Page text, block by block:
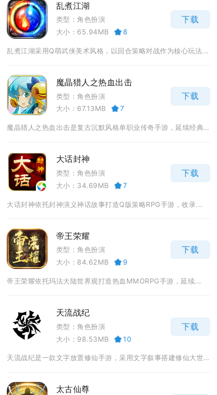
乱煮江湖
类型：角色扮演
大小：65.94MB
8
下载
乱煮江湖采用Q萌武侠美术风格，以回合策略对战作为核心玩法...
魔晶猎人之热血出击
类型：角色扮演
大小：67.13MB
7
下载
魔晶猎人之热血出击是复古沉默风格单职业传奇手游，延续经典...
大话封神
类型：角色扮演
大小：34.69MB
7
下载
大话封神依托封神演义神话故事打造Q版策略RPG手游，收录...
帝王荣耀
类型：角色扮演
大小：84.62MB
9
下载
帝王荣耀依托玛法大陆世界观打造热血MMORPG手游，延续...
天流战纪
类型：角色扮演
大小：98.53MB
10
下载
天流战纪是一款文字放置修仙手游，采用文字叙事搭建修仙大世...
太古仙尊